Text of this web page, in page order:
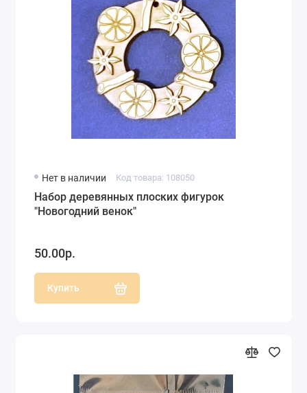
Нет в наличии Код товара: 108050
Набор деревянных плоских фигурок
"Новогодний венок"
50.00р.
Купить